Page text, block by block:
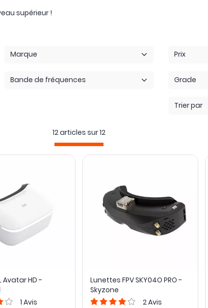
supérieur !
Marque Prix
Bande de fréquences Grade
Trier par
12 articles sur12
Avatar HD -
1 Avis
Lunettes FPV SKY04O PRO -
Skyzone
2Avis